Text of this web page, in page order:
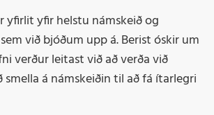
yfirlit yfir helstu námskeið og
við bjóðum upp á. Berist óskir um
verður leitast við að verða við
á námskeiðin til að fá ítarlegri